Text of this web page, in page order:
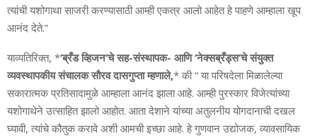
त्यांची यशोगाथा साजरी करण्यासाठी आम्ही एकत्र आलो आहेत हे पाहणे आम्हाला खूप
आनंद देते.”
याव्यतिरिक्त, *‘ब्रँड व्हिजन’चे सह-संस्थापक- आणि ‘नेक्सब्रँड्स’चे संयुक्त
व्यवस्थापकीय संचालक सौरव दासगुप्ता म्हणाले,* की “ या परिषदेला मिळालेल्या
सकारात्मक प्रतिसादामुळे आम्हाला आनंद झाला आहे. आम्ही पुरस्कार विजेत्यांच्या
यशोगाथेने उत्साहित झालो आहोत. आता देशाने यांच्या अतुलनीय योगदानाची दखल
घ्यावी, त्यांचे कौतुक करावे अशी आमची इच्छा आहे. हे गुणवान उद्योजक, व्यावसायिक